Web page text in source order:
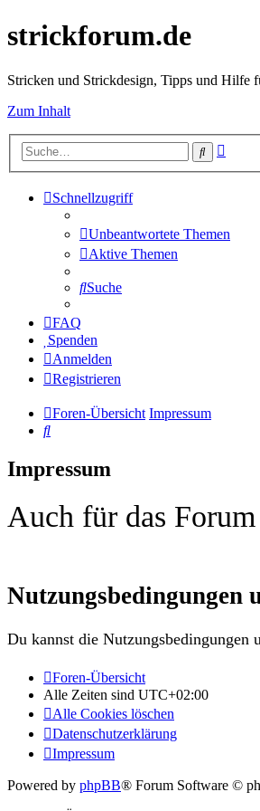
strickforum.de
Stricken und Strickdesign, Tipps und Hilfe
Zum Inhalt
Suche
Schnellzugriff
Unbeantwortete Themen
Aktive Themen
Suche
FAQ
Spenden
Anmelden
Registrieren
Foren-Übersicht Impressum
Suche
Impressum
Auch für das
Nutzungsbedingungen
Du kannst die Nutzungsbedingungen
Foren-Übersicht
Alle Zeiten sind UTC+02:00
Alle Cookies löschen
Datenschutzerklärung
Impressum
Powered by phpBB® Forum Software ©